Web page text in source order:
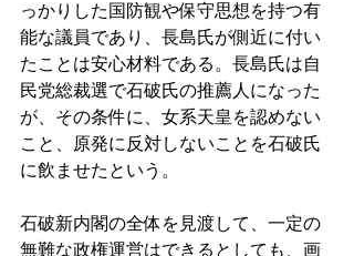
っかりした国防観や保守思想を持つ有
能な議員であり、長島氏が側近に付い
たことは安心材料である。長島氏は自
民党総裁選で石破氏の推薦人になった
が、その条件に、女系天皇を認めない
こと、原発に反対しないことを石破氏
に飲ませたという。
石破新内閣の全体を見渡して、一定の
無難な政権運営はできるとしても、画